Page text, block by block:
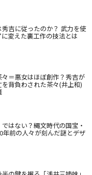
吉に従ったのか？ 武力を使
変えた裏工作の技法とは
々＝悪女はほぼ創作？秀吉が
背負わされた茶々(井上和)
はない？縄文時代の国宝・
年前の人々が刻んだ謎とデザ